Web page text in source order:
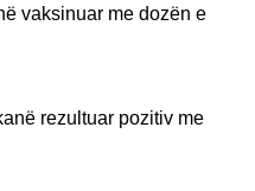
vaksinuar me dozën e
rezultuar pozitiv me